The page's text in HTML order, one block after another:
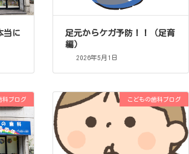
当に
足元からケガ予防！！（足育
編）
2026年5月1日
科ブログ こどもの歯科ブログ